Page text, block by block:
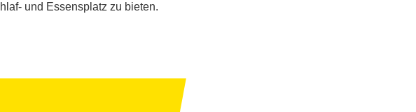
und Essensplatz zu bieten.